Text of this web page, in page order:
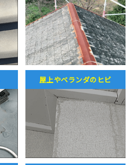
屋上やベランダのヒビ